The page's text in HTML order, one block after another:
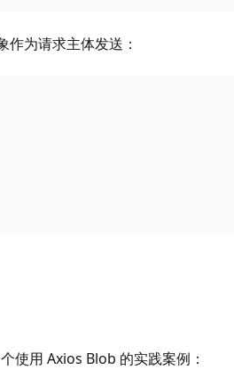
为请求主体发送：
使用 Axios Blob 的实践案例：